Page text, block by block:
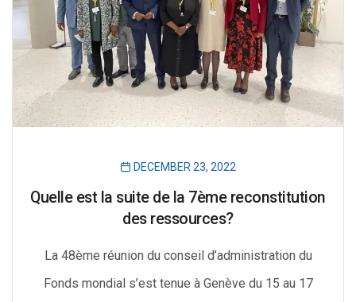
DECEMBER 23, 2022
Quelle est la suite de la 7ème reconstitution
des ressources?
La 48ème réunion du conseil d’administration du
Fonds mondial s’est tenue à Genève du 15 au 17